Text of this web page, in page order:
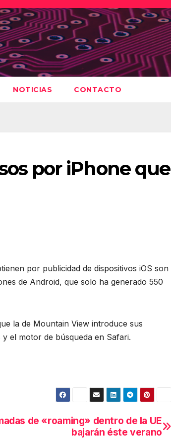
NOTICIAS CONTACTO
por iPhone que
por publicidad de dispositivos iOS son
de Android, que solo ha generado 550
la de Mountain View introduce sus
el motor de búsqueda en Safari.
de «roaming» dentro de la UE
bajarán éste verano